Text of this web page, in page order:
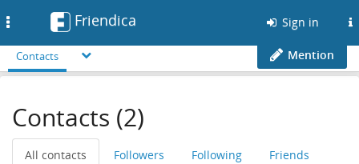
Friendica Sign in
Contacts Mention
Contacts (2)
All contacts Followers Following Friends